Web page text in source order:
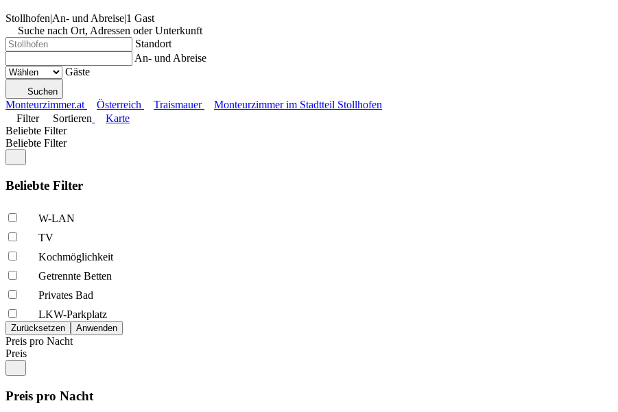
Stollhofen|An- und Abreise|1 Gast
Suche nach Ort, Adressen oder Unterkunft
Standort
An- und Abreise
Gäste
Suchen
Monteurzimmer.at Österreich Traismauer
Monteurzimmer im Stadtteil Stollhofen
Filter
Sortieren
Karte
Beliebte Filter
Beliebte Filter
Beliebte Filter
W-LAN
TV
Kochmöglich­keit
Getrennte Betten
Privates Bad
LKW-Parkplatz
Preis pro Nacht
Preis
Preis pro Nacht